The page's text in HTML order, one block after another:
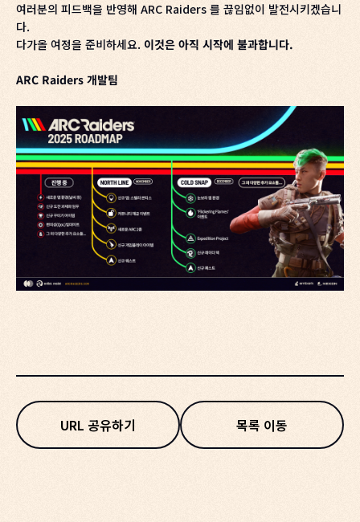
여러분의 피드백을 반영해 ARC Raiders 를 끊임없이 발전시키겠습니
다.
다가올 여정을 준비하세요. 이것은 아직 시작에 불과합니다.
ARC Raiders 개발팀
URL 공유하기 목록 이동